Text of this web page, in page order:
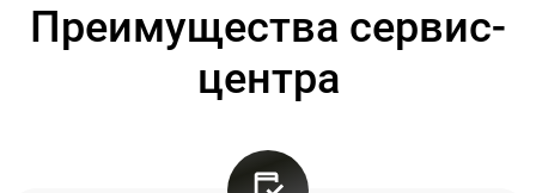
Преимущества сервис-
центра